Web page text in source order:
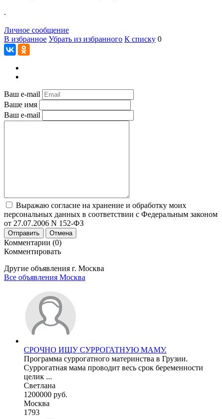
.
Личное сообщение
В избранное Убрать из избранного К списку 0
Ваш e-mail
Ваше имя
Ваш e-mail
Выражаю согласие на хранение и обработку моих
персональных данных в соответствии с Федеральным законом
от 27.07.2006 N 152-ФЗ
Отправить Отмена
Комментарии (0)
Комментировать
Другие объявления г. Москва
Все объявления Москва
СРОЧНО ИЩУ СУРРОГАТНУЮ МАМУ.
Программа суррогатного материнства в Грузии.
Суррогатная мама проводит весь срок беременности
целик ...
Светлана
1200000 руб.
Москва
1793